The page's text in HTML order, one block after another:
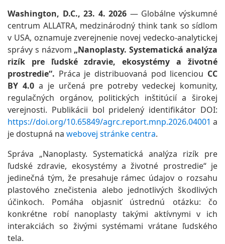
Washington, D.C., 23. 4. 2026 — Globálne výskumné
centrum ALLATRA, medzinárodný think tank so sídlom
v USA, oznamuje zverejnenie novej vedecko-analytickej
správy s názvom „Nanoplasty. Systematická analýza
rizík pre ľudské zdravie, ekosystémy a životné
prostredie“. Práca je distribuovaná pod licenciou CC
BY 4.0 a je určená pre potreby vedeckej komunity,
regulačných orgánov, politických inštitúcií a širokej
verejnosti. Publikácii bol pridelený identifikátor DOI:
https://doi.org/10.65849/agrc.report.mnp.2026.04001 a
je dostupná na webovej stránke centra.
Správa „Nanoplasty. Systematická analýza rizík pre
ľudské zdravie, ekosystémy a životné prostredie“ je
jedinečná tým, že presahuje rámec údajov o rozsahu
plastového znečistenia alebo jednotlivých škodlivých
účinkoch. Pomáha objasniť ústrednú otázku: čo
konkrétne robí nanoplasty takými aktívnymi v ich
interakciách so živými systémami vrátane ľudského
tela.